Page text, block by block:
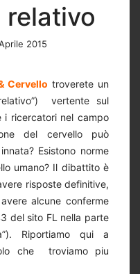
relativo
2015
Cervello troverete un
vertente sul
i ricercatori nel campo
del cervello può
Esistono norme
umano? Il dibattito è
risposte definitive,
alcune conferme
del sito FL nella parte
Riportiamo qui a
che troviamo piu